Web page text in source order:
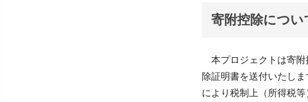
寄附控除につい
本プロジェクトは寄附
除証明書を送付いたし
により税制上（所得税